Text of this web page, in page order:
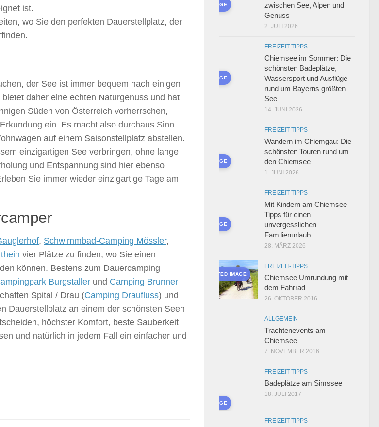
ist.
wo Sie den perfekten Dauerstellplatz, der
der See ist immer bequem nach einigen
daher eine echten Naturgenuss und hat
Süden von Österreich vorherrschen,
ein. Es macht also durchaus Sinn
auf einem Saisonstellplatz abstellen.
einzigartigen See verbringen, ohne lange
und Entspannung sind hier ebenso
Sie immer wieder einzigartige Tage am
, Schwimmbad-Camping Mössler,
vier Plätze zu finden, wo Sie einen
können. Bestens zum Dauercamping
Burgstaller und Camping Brunner
Spital / Drau (Camping Draufluss) und
Dauerstellplatz an einem der schönsten Seen
höchster Komfort, beste Sauberkeit
und natürlich in jedem Fall ein einfacher und
AI-GENERATED IMAGE
zwischen See, Alpen und
Genuss
2. JULI 2026
AI-GENERATED IMAGE
FREIZEIT-TIPPS
Chiemsee im Sommer: Die
schönsten Badeplätze,
Wassersport und Ausflüge
rund um Bayerns größten
See
14. JUNI 2026
AI-GENERATED IMAGE
FREIZEIT-TIPPS
Wandern im Chiemgau: Die
schönsten Touren rund um
den Chiemsee
1. JUNI 2026
AI-GENERATED IMAGE
FREIZEIT-TIPPS
Mit Kindern am Chiemsee –
Tipps für einen
unvergesslichen
Familienurlaub
28. MÄRZ 2026
AI-GENERATED IMAGE
FREIZEIT-TIPPS
Chiemsee Umrundung mit
dem Fahrrad
26. OKTOBER 2016
ALLGEMEIN
Trachtenevents am
Chiemsee
7. NOVEMBER 2016
AI-GENERATED IMAGE
FREIZEIT-TIPPS
Badeplätze am Simssee
18. JULI 2017
FREIZEIT-TIPPS